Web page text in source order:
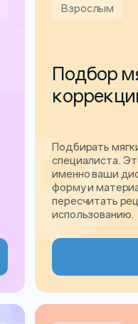
Взрослым
Подбор
Подбирать
специалиста.
именно ваши
форму и
пересчитать
использованию.